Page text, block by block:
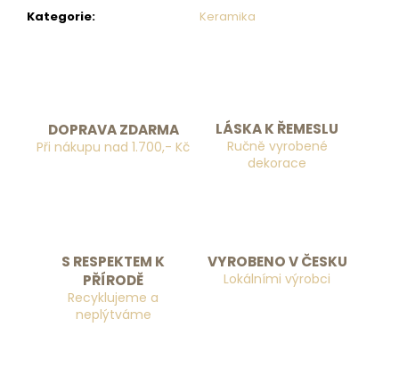
Kategorie: Keramika
DOPRAVA ZDARMA
Při nákupu nad 1.700,- Kč
LÁSKA K ŘEMESLU
Ručně vyrobené
dekorace
S RESPEKTEM K
PŘÍRODĚ
Recyklujeme a
neplýtváme
VYROBENO V ČESKU
Lokálními výrobci